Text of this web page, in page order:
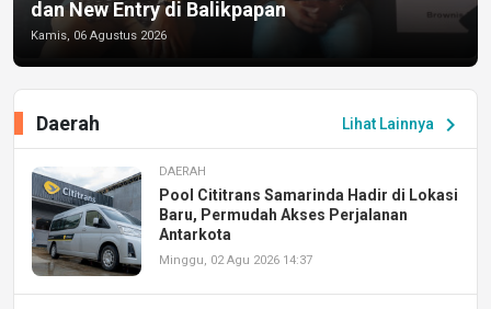
dan New Entry di Balikpapan
Kamis, 06 Agustus 2026
Lihat Lainnya chevron_right
Daerah
DAERAH
Pool Cititrans Samarinda Hadir di Lokasi
Baru, Permudah Akses Perjalanan
Antarkota
Minggu, 02 Agu 2026 14:37